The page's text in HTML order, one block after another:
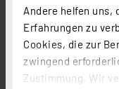
Andere helfen uns,
Erfahrungen zu
Cookies, die zur
zwingend
Zustimmung. Wir